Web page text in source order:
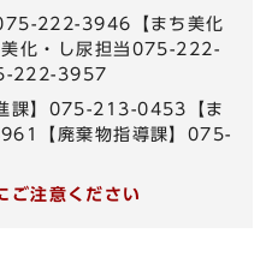
075-222-3946【まち美化
化・し尿担当075-222-
222-3957
進課】075-213-0453【ま
【廃棄物指導課】075-
ご注意ください